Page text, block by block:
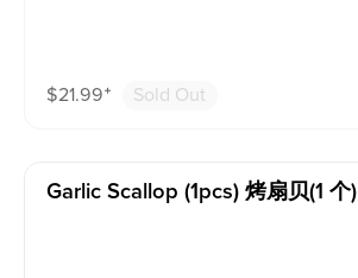
$21.99⁺ Sold Out
Garlic Scallop (1pcs) 烤扇贝(1 个)